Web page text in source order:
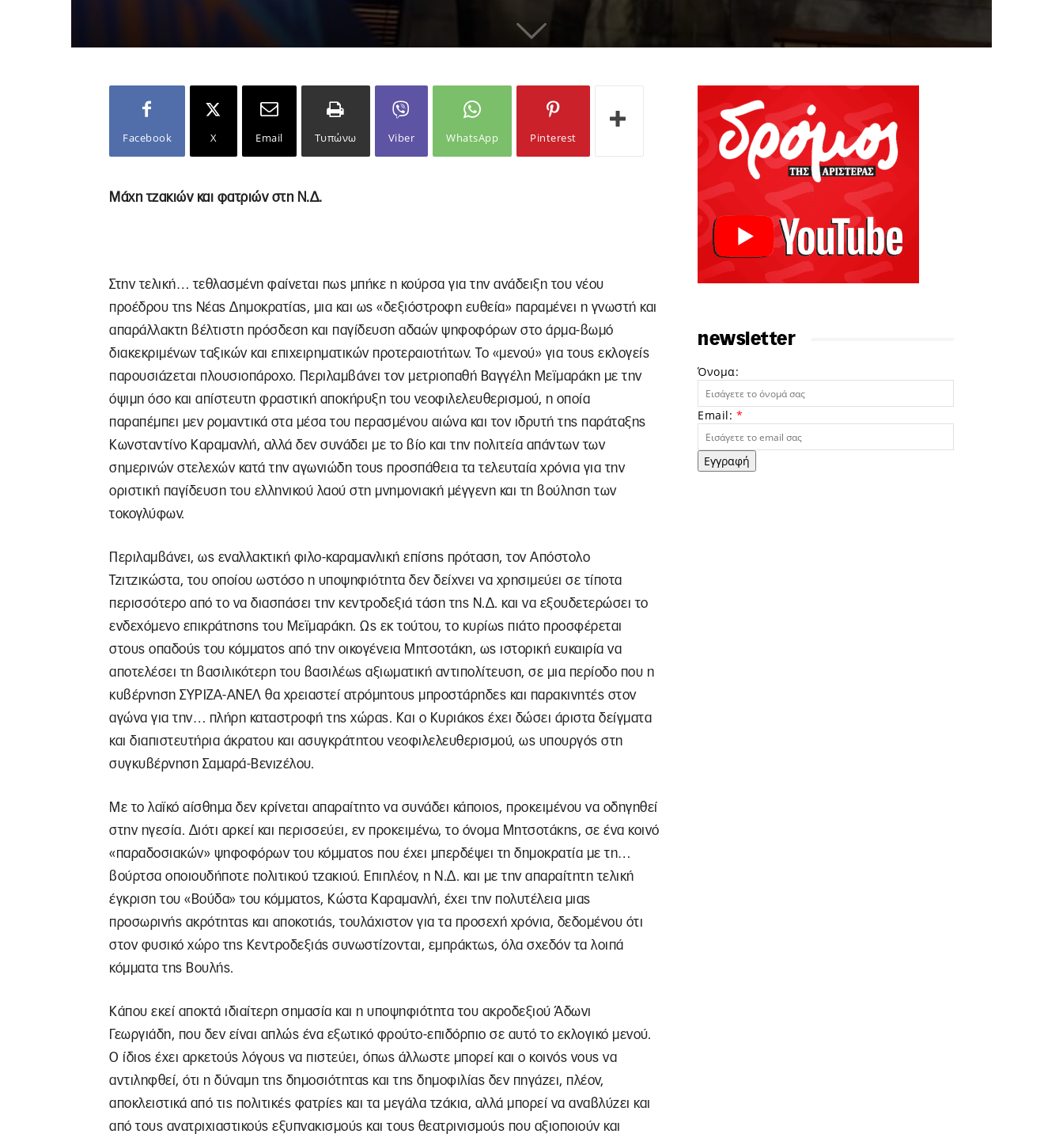
Facebook X Email Τυπώνω Viber WhatsApp Pinterest
Μάχη τζακιών και φατριών στη Ν.Δ.
Στην τελική… τεθλασμένη φαίνεται πως μπήκε η κούρσα για την ανάδειξη του νέου
προέδρου της Νέας Δημοκρατίας, μια και ως «δεξιόστροφη ευθεία» παραμένει η γνωστή και
απαράλλακτη βέλτιστη πρόσδεση και παγίδευση αδαών ψηφοφόρων στο άρμα-βωμό
διακεκριμένων ταξικών και επιχειρηματικών προτεραιοτήτων. Το «μενού» για τους εκλογείς
παρουσιάζεται πλουσιοπάροχο. Περιλαμβάνει τον μετριοπαθή Βαγγέλη Μεϊμαράκη με την
όψιμη όσο και απίστευτη φραστική αποκήρυξη του νεοφιλελευθερισμού, η οποία
παραπέμπει μεν ρομαντικά στα μέσα του περασμένου αιώνα και τον ιδρυτή της παράταξης
Κωνσταντίνο Καραμανλή, αλλά δεν συνάδει με το βίο και την πολιτεία απάντων των
σημερινών στελεχών κατά την αγωνιώδη τους προσπάθεια τα τελευταία χρόνια για την
οριστική παγίδευση του ελληνικού λαού στη μνημονιακή μέγγενη και τη βούληση των
τοκογλύφων.
Περιλαμβάνει, ως εναλλακτική φιλο-καραμανλική επίσης πρόταση, τον Απόστολο
Τζιτζικώστα, του οποίου ωστόσο η υποψηφιότητα δεν δείχνει να χρησιμεύει σε τίποτα
περισσότερο από το να διασπάσει την κεντροδεξιά τάση της Ν.Δ. και να εξουδετερώσει το
ενδεχόμενο επικράτησης του Μεϊμαράκη. Ως εκ τούτου, το κυρίως πιάτο προσφέρεται
στους οπαδούς του κόμματος από την οικογένεια Μητσοτάκη, ως ιστορική ευκαιρία να
αποτελέσει τη βασιλικότερη του βασιλέως αξιωματική αντιπολίτευση, σε μια περίοδο που η
κυβέρνηση ΣΥΡΙΖΑ-ΑΝΕΛ θα χρειαστεί ατρόμητους μπροστάρηδες και παρακινητές στον
αγώνα για την… πλήρη καταστροφή της χώρας. Και ο Κυριάκος έχει δώσει άριστα δείγματα
και διαπιστευτήρια άκρατου και ασυγκράτητου νεοφιλελευθερισμού, ως υπουργός στη
συγκυβέρνηση Σαμαρά-Βενιζέλου.
Με το λαϊκό αίσθημα δεν κρίνεται απαραίτητο να συνάδει κάποιος, προκειμένου να οδηγηθεί
στην ηγεσία. Διότι αρκεί και περισσεύει, εν προκειμένω, το όνομα Μητσοτάκης, σε ένα κοινό
«παραδοσιακών» ψηφοφόρων του κόμματος που έχει μπερδέψει τη δημοκρατία με τη…
βούρτσα οποιουδήποτε πολιτικού τζακιού. Επιπλέον, η Ν.Δ. και με την απαραίτητη τελική
έγκριση του «Βούδα» του κόμματος, Κώστα Καραμανλή, έχει την πολυτέλεια μιας
προσωρινής ακρότητας και αποκοτιάς, τουλάχιστον για τα προσεχή χρόνια, δεδομένου ότι
στον φυσικό χώρο της Κεντροδεξιάς συνωστίζονται, εμπράκτως, όλα σχεδόν τα λοιπά
κόμματα της Βουλής.
Κάπου εκεί αποκτά ιδιαίτερη σημασία και η υποψηφιότητα του ακροδεξιού Άδωνι
Γεωργιάδη, που δεν είναι απλώς ένα εξωτικό φρούτο-επιδόρπιο σε αυτό το εκλογικό μενού.
Ο ίδιος έχει αρκετούς λόγους να πιστεύει, όπως άλλωστε μπορεί και ο κοινός νους να
αντιληφθεί, ότι η δύναμη της δημοσιότητας και της δημοφιλίας δεν πηγάζει, πλέον,
αποκλειστικά από τις πολιτικές φατρίες και τα μεγάλα τζάκια, αλλά μπορεί να αναβλύζει και
από τους ανατριχιαστικούς εξυπνακισμούς και τους θεατρινισμούς που αξιοποιούν και
newsletter
Όνομα:
Email: *
Εγγραφή